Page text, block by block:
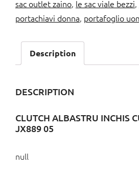
sac outlet zaino, le sac viale bezzi,
portachiavi donna, portafoglio
Description
DESCRIPTION
CLUTCH ALBASTRU INCHIS
JX889 05
null